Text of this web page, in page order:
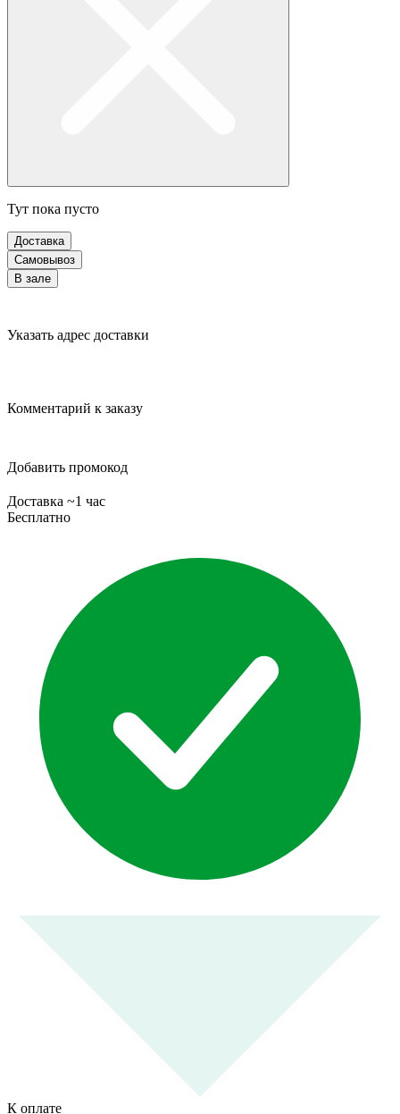
Тут пока пусто
Доставка
Самовывоз
В зале
Указать адрес доставки
Комментарий к заказу
Добавить промокод
Доставка ~1 час
Бесплатно
К оплате